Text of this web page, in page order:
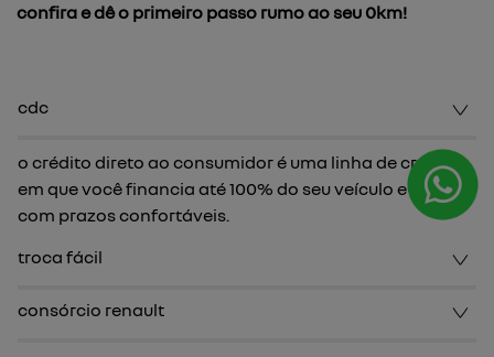
confira e dê o primeiro passo rumo ao seu 0km!
cdc
o crédito direto ao consumidor é uma linha de crédito
em que você financia até 100% do seu veículo e conta
com prazos confortáveis.
troca fácil
consórcio renault